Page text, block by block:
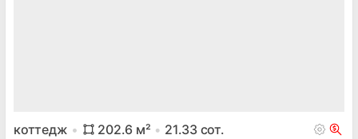
коттедж 202.6 м² 21.33сот.